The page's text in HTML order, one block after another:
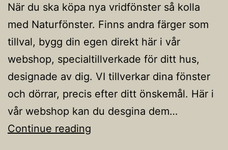
När du ska köpa nya vridfönster så kolla
med Naturfönster. Finns andra färger som
tillval, bygg din egen direkt här i vår
webshop, specialtillverkade för ditt hus,
designade av dig. VI tillverkar dina fönster
och dörrar, precis efter ditt önskemål. Här i
vår webshop kan du desgina dem…
Continue reading